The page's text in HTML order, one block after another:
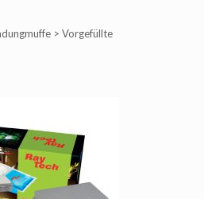
> Vorgefüllte